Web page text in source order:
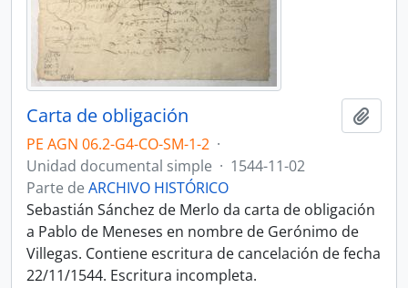
Carta de obligación
PE AGN 06.2-G4-CO-SM-1-2 ·
Unidad documental simple · 1544-11-02
Parte de ARCHIVO HISTÓRICO
Sebastián Sánchez de Merlo da carta de obligación
a Pablo de Meneses en nombre de Gerónimo de
Villegas. Contiene escritura de cancelación de fecha
22/11/1544. Escritura incompleta.